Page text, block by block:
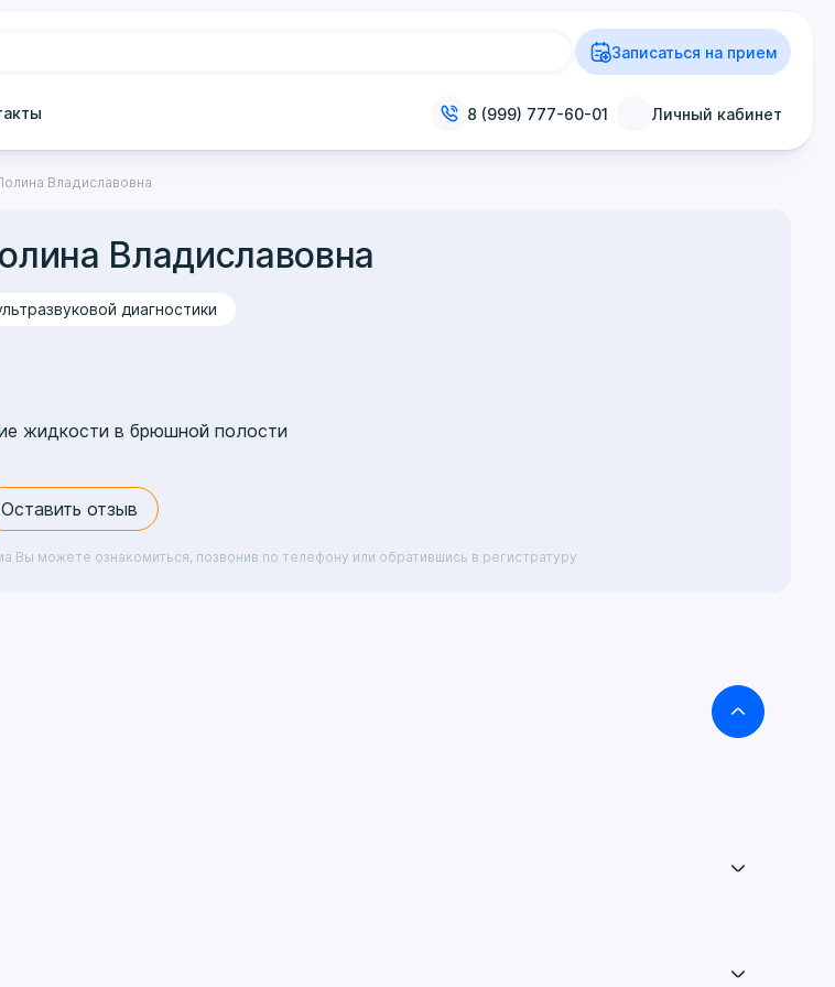
Записаться на прием
8 (999) 777-60-01 Личный кабинет
Владиславовна
Владиславовна
диагностики
жидкости в брюшной полости
Оставить отзыв
Вы можете ознакомиться, позвонив по телефону или обратившись в регистратуру